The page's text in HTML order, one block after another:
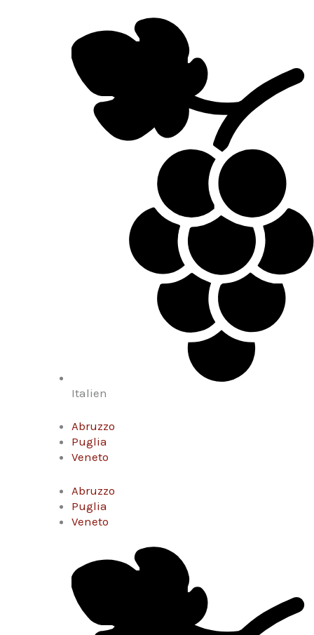
Italien
Abruzzo
Puglia
Veneto
Abruzzo
Puglia
Veneto